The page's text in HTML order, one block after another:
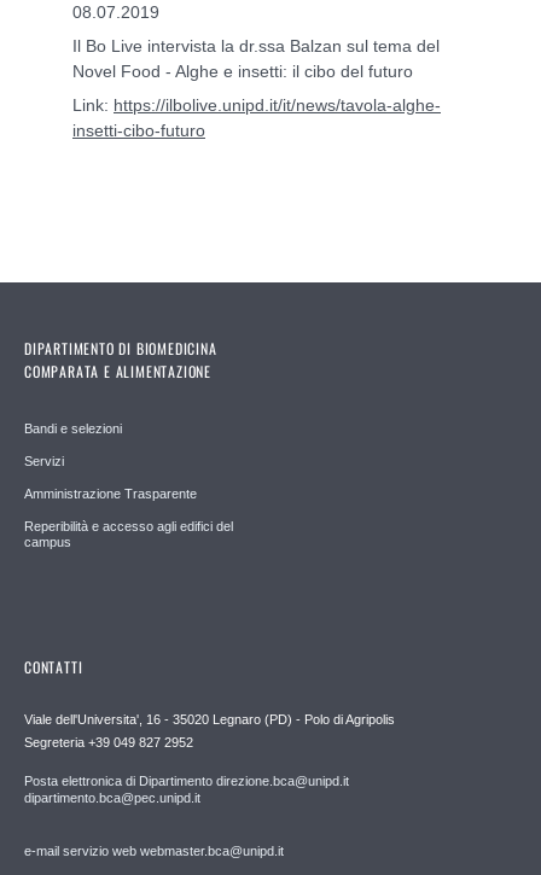
08.07.2019
Il Bo Live intervista la dr.ssa Balzan sul tema del
Novel Food - Alghe e insetti: il cibo del futuro
Link: https://ilbolive.unipd.it/it/news/tavola-alghe-
insetti-cibo-futuro
DIPARTIMENTO DI BIOMEDICINA
COMPARATA E ALIMENTAZIONE
Bandi e selezioni
Servizi
Amministrazione Trasparente
Reperibilità e accesso agli edifici del
campus
CONTATTI
Viale dell'Universita', 16 - 35020 Legnaro (PD) - Polo di Agripolis
Segreteria +39 049 827 2952
Posta elettronica di Dipartimento direzione.bca@unipd.it
dipartimento.bca@pec.unipd.it
e-mail servizio web webmaster.bca@unipd.it